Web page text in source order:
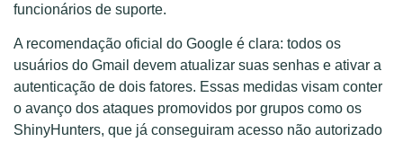
funcionários de suporte.
A recomendação oficial do Google é clara: todos os
usuários do Gmail devem atualizar suas senhas e ativar a
autenticação de dois fatores. Essas medidas visam conter
o avanço dos ataques promovidos por grupos como os
ShinyHunters, que já conseguiram acesso não autorizado